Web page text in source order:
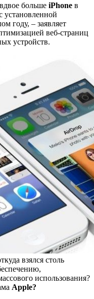
больше iPhone в
установленной
году, – заявляет
веб-страниц
устройств.
взялся столь
использования?
Apple?